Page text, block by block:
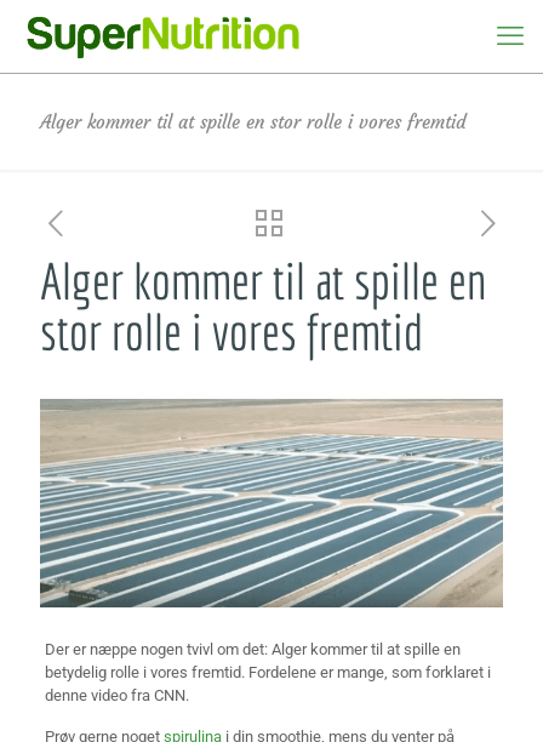
Alger kommer til at spille en stor rolle i vores fremtid
Alger kommer til at spille en
stor rolle i vores fremtid
Der er næppe nogen tvivl om det: Alger kommer til at spille en
betydelig rolle i vores fremtid. Fordelene er mange, som forklaret i
denne video fra CNN.
Prøv gerne noget spirulinai din smoothie, mens du venter på